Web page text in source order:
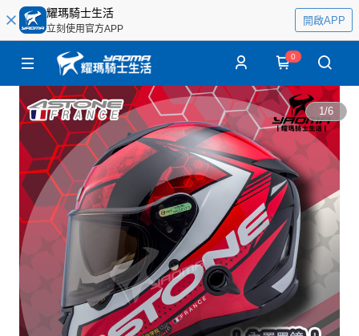
耀瑪騎士生活
立刻使用官方APP
開啟APP
0
1/6